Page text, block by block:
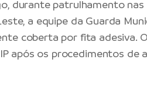
durante patrulhamento
a equipe da Guarda
coberta por fita adesiva.
após os procedimentos de